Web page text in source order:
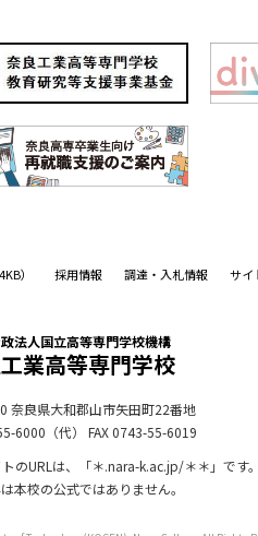
） 採用情報 調達・入札情報 サイ
法人国立高等専門学校機構
業高等専門学校
奈良県大和郡山市矢田町22番地
6000（代）
FAX 0743-55-6019
のURLは、「＊.nara-k.ac.jp/＊＊」です。
本校の公式ではありません。